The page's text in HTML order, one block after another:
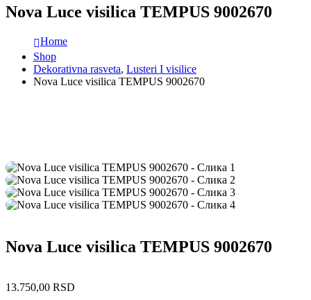
Nova Luce visilica TEMPUS 9002670
Home
Shop
Dekorativna rasveta, Lusteri I visilice
Nova Luce visilica TEMPUS 9002670
Nova Luce visilica TEMPUS 9002670
13.750,00 RSD